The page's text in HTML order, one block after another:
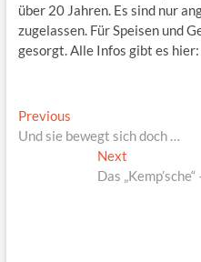
über 20 Jahren. Es sind nur
zugelassen. Für Speisen und
gesorgt. Alle Infos gibt es
PreviousPrevious
post:
Und sie bewegt sich doch …
Next
post:
Das